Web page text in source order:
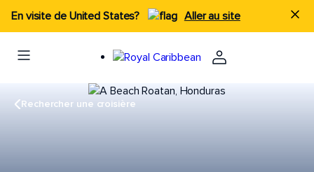
En visite de United States? Aller au site
Rechercher une croisière